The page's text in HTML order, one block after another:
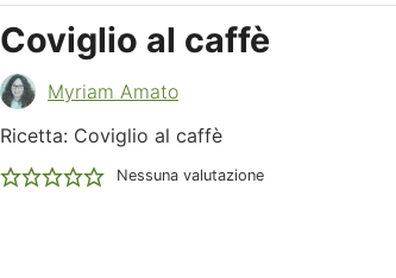
Coviglio al caffè
Myriam Amato
Ricetta: Coviglio al caffè
Nessuna valutazione